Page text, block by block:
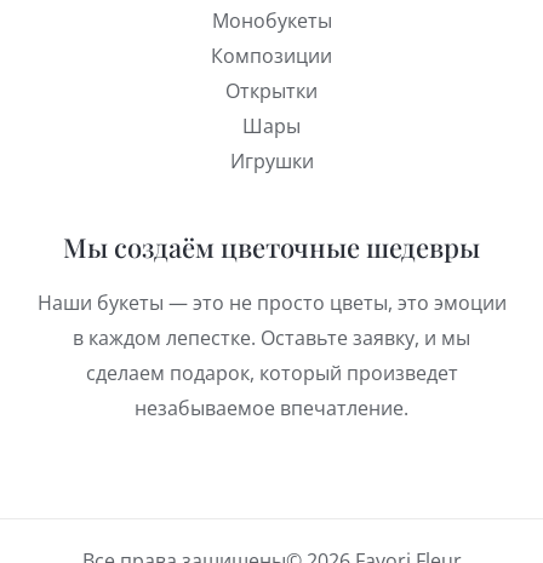
Монобукеты
Композиции
Открытки
Шары
Игрушки
Мы создаём цветочные шедевры
Наши букеты — это не просто цветы, это эмоции
в каждом лепестке. Оставьте заявку, и мы
сделаем подарок, который произведет
незабываемое впечатление.